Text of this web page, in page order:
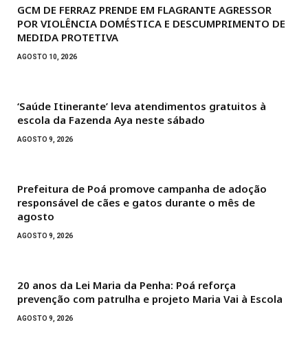
GCM DE FERRAZ PRENDE EM FLAGRANTE AGRESSOR
POR VIOLÊNCIA DOMÉSTICA E DESCUMPRIMENTO DE
MEDIDA PROTETIVA
AGOSTO 10, 2026
‘Saúde Itinerante’ leva atendimentos gratuitos à
escola da Fazenda Aya neste sábado
AGOSTO 9, 2026
Prefeitura de Poá promove campanha de adoção
responsável de cães e gatos durante o mês de
agosto
AGOSTO 9, 2026
20 anos da Lei Maria da Penha: Poá reforça
prevenção com patrulha e projeto Maria Vai à Escola
AGOSTO 9, 2026